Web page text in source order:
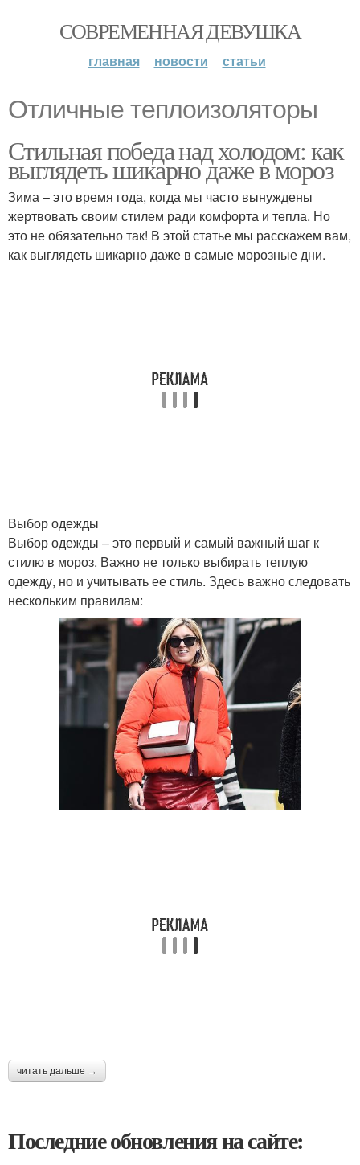
СОВРЕМЕННАЯ ДЕВУШКА
главная новости статьи
Отличные теплоизоляторы
Стильная победа над холодом: как
выглядеть шикарно даже в мороз
Зима – это время года, когда мы часто вынуждены
жертвовать своим стилем ради комфорта и тепла. Но
это не обязательно так! В этой статье мы расскажем вам,
как выглядеть шикарно даже в самые морозные дни.
Выбор одежды
Выбор одежды – это первый и самый важный шаг к
стилю в мороз. Важно не только выбирать теплую
одежду, но и учитывать ее стиль. Здесь важно следовать
нескольким правилам:
читать дальше →
Последние обновления на сайте: